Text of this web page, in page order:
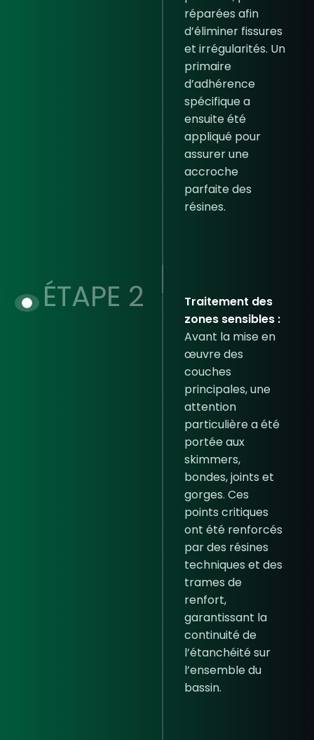
réparées afin
d’éliminer fissures
et irrégularités. Un
primaire
d’adhérence
spécifique a
ensuite été
appliqué pour
assurer une
accroche
parfaite des
résines.
ÉTAPE 2
Traitement des
zones sensibles :
Avant la mise en
œuvre des
couches
principales, une
attention
particulière a été
portée aux
skimmers,
bondes, joints et
gorges. Ces
points critiques
ont été renforcés
par des résines
techniques et des
trames de
renfort,
garantissant la
continuité de
l’étanchéité sur
l’ensemble du
bassin.